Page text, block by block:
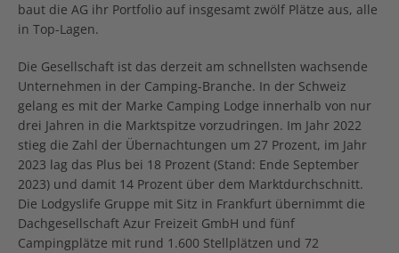
baut die AG ihr Portfolio auf insgesamt zwölf Plätze aus, alle
in Top-Lagen.
Die Gesellschaft ist das derzeit am schnellsten wachsende
Unternehmen in der Camping-Branche. In der Schweiz
gelang es mit der Marke Camping Lodge innerhalb von nur
drei Jahren in die Marktspitze vorzudringen. Im Jahr 2022
stieg die Zahl der Übernachtungen um 27 Prozent, im Jahr
2023 lag das Plus bei 18 Prozent (Stand: Ende September
2023) und damit 14 Prozent über dem Marktdurchschnitt.
Die Lodgyslife Gruppe mit Sitz in Frankfurt übernimmt die
Dachgesellschaft Azur Freizeit GmbH und fünf
Campingplätze mit rund 1.600 Stellplätzen und 72